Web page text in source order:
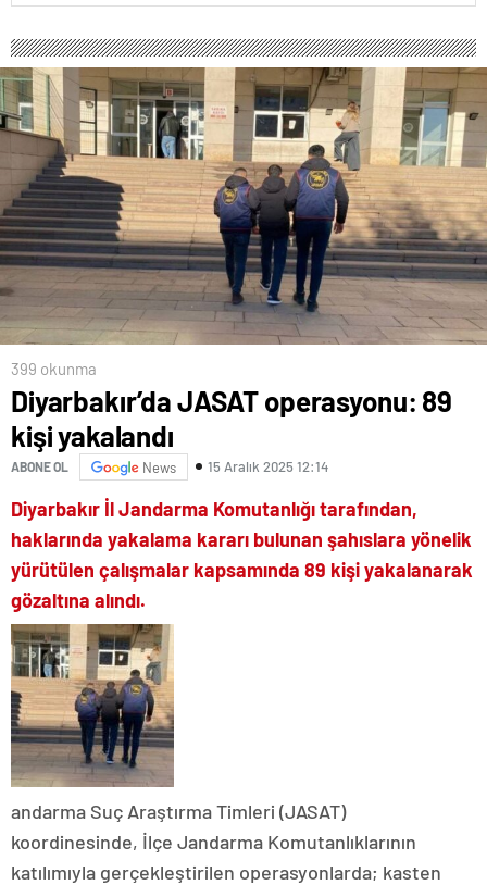
399 okunma
Diyarbakır’da JASAT operasyonu: 89
kişi yakalandı
ABONE OL News 15 Aralık 2025 12:14
Diyarbakır İl Jandarma Komutanlığı tarafından,
haklarında yakalama kararı bulunan şahıslara yönelik
yürütülen çalışmalar kapsamında 89 kişi yakalanarak
gözaltına alındı.
andarma Suç Araştırma Timleri (JASAT)
koordinesinde, İlçe Jandarma Komutanlıklarının
katılımıyla gerçekleştirilen operasyonlarda; kasten